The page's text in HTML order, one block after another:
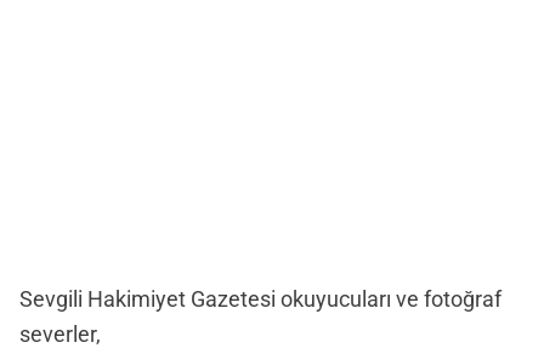
Sevgili Hakimiyet Gazetesi okuyucuları ve fotoğraf
severler,